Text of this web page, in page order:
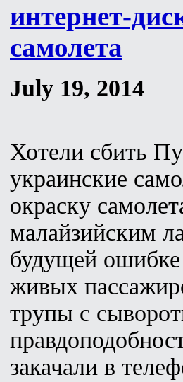
интернет-
самолета
July 19, 2014
Хотели сбить
украинские
окраску
малайзийским
будущей
живых
трупы с
закачали в